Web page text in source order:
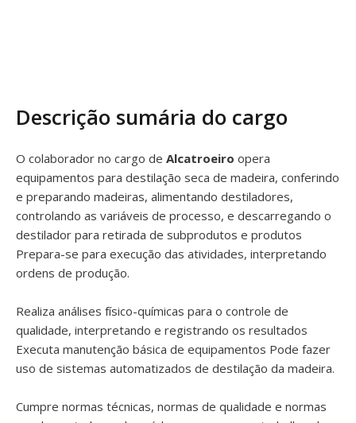
Descrição sumária do cargo
O colaborador no cargo de Alcatroeiro opera
equipamentos para destilação seca de madeira, conferindo
e preparando madeiras, alimentando destiladores,
controlando as variáveis de processo, e descarregando o
destilador para retirada de subprodutos e produtos
Prepara-se para execução das atividades, interpretando
ordens de produção.
Realiza análises físico-químicas para o controle de
qualidade, interpretando e registrando os resultados
Executa manutenção básica de equipamentos Pode fazer
uso de sistemas automatizados de destilação da madeira.
Cumpre normas técnicas, normas de qualidade e normas